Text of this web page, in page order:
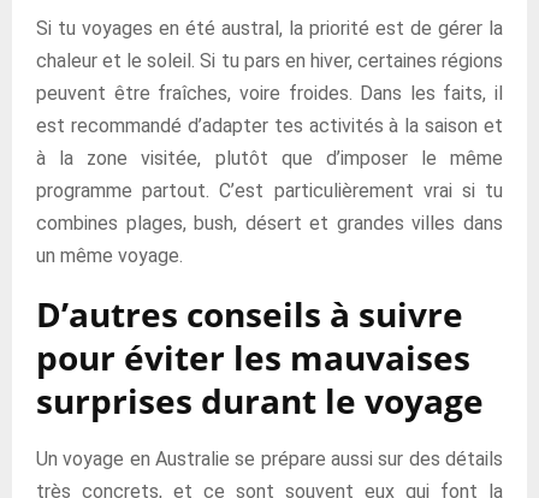
Si tu voyages en été austral, la priorité est de gérer la
chaleur et le soleil. Si tu pars en hiver, certaines régions
peuvent être fraîches, voire froides. Dans les faits, il
est recommandé d’adapter tes activités à la saison et
à la zone visitée, plutôt que d’imposer le même
programme partout. C’est particulièrement vrai si tu
combines plages, bush, désert et grandes villes dans
un même voyage.
D’autres conseils à suivre
pour éviter les mauvaises
surprises durant le voyage
Un voyage en Australie se prépare aussi sur des détails
très concrets, et ce sont souvent eux qui font la